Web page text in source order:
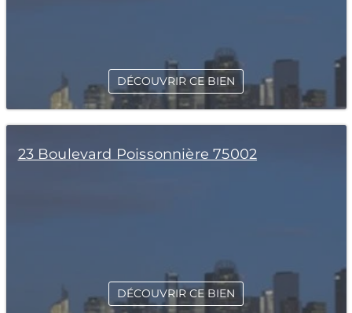
DÉCOUVRIR CE BIEN
23 Boulevard Poissonnière 75002
DÉCOUVRIR CE BIEN